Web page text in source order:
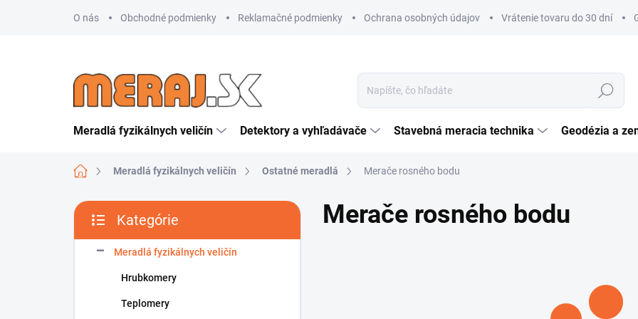
O nás Obchodné podmienky Reklamačné podmienky Ochrana osobných údajov Vrátenie tovaru do 30 dní
Hľadať
Meradlá fyzikálnych veličín Detektory a vyhľadávače Stavebná meracia technika Geodézia a
DomovMeradlá fyzikálnych veličín Ostatné meradlá Merače rosného bodu
B
č
kategórie
Kategórie
Meradlá fyzikálnych veličín
Hrubkomery
Teplomery
Merače rosného bodu